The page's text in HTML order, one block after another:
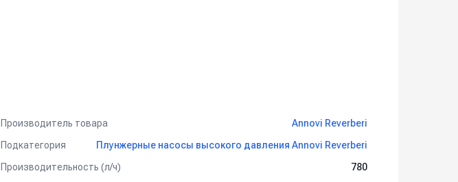
Производитель товара
Annovi Reverberi
Подкатегория
Плунжерные насосы высокого давления Annovi Reverberi
Производительность (л/ч)
780